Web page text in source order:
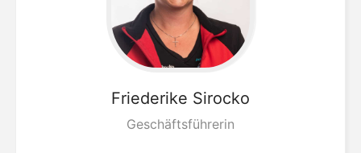
Friederike Sirocko
Geschäftsführerin